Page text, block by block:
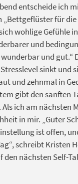
entscheide ich
für die
wohlige Gefühle
und
und gut.“
sinkt und
und zehnmal in
gibt den sanften
ich am nächsten
in mir. „Guter
ist offen,
schreibt Kristen
nächsten Self-